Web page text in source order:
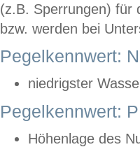
(z.B. Sperrungen) für
bzw. werden bei
Pegelkennwert:
niedrigster
Pegelkennwert:
Höhenlage des